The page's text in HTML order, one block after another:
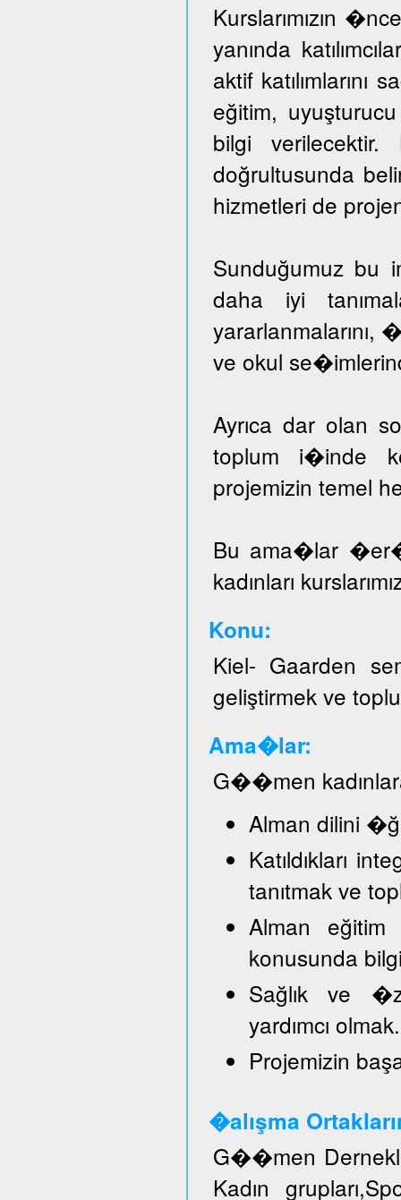
Kurslarımızın
yanında
aktif
eğitim,
bilgi verilecektir.
doğrultusunda
hizmetleri de
Sunduğumuz bu
daha iyi
yararlanmalarını,
ve okul
Ayrıca dar olan
toplum i�inde
projemizin temel
Bu ama�lar
kadınları
Konu:
Kiel- Gaarden
geliştirmek ve
Ama�lar:
G��men
Alman dilini
Katıldıkları
tanıtmak ve
Alman
konusunda
Sağlık ve
yardımcı olmak.
Projemizin
�alışma
G��men
Kadın